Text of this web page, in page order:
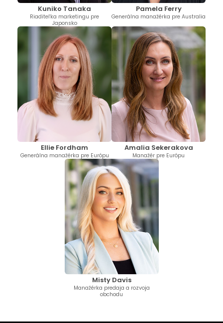
Kuniko Tanaka
Riaditeľka marketingu pre
Japonsko
Pamela Ferry
Generálna manažérka pre Australia
Ellie Fordham
Generálna manažérka pre Európu
Amalia Sekerakova
Manažér pre Európu
Misty Davis
Manažérka predaja a rozvoja
obchodu